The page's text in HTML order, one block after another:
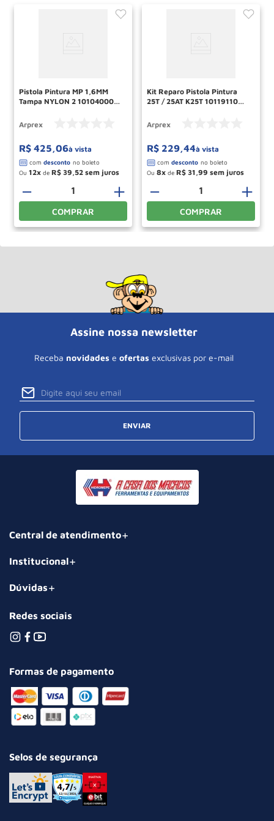
Pistola Pintura MP 1,6MM
Tampa NYLON 2 10104000
Arprex
R$ 425,06à vista
Ou 12 de R$ 39 52
＋
－
COMPRAR
Kit Reparo Pistola Pintura
25T / 25AT K25T 10119110
Arprex
R$ 229,44à vista
Ou 8 de R$ 31 99
＋
－
COMPRAR
Assine nossa newsletter
Receba novidades e ofertas exclusivas por e-mail
ENVIAR
Central de atendimento
Institucional
Dúvidas
Redes sociais
Formas de pagamento
Selos de segurança